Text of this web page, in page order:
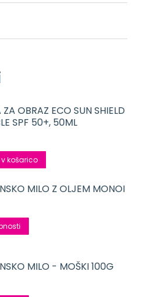
ZA OBRAZ ECO SUN SHIELD
SPF 50+, 50ML
košarico
MILO Z OLJEM MONOI
MILO - MOŠKI 100G